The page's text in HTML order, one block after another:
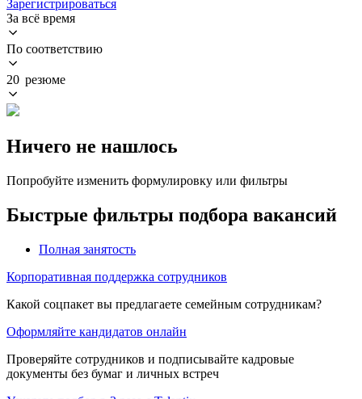
Зарегистрироваться
За всё время
По соответствию
20 резюме
Ничего не нашлось
Попробуйте изменить формулировку или фильтры
Быстрые фильтры подбора вакансий
Полная занятость
Корпоративная поддержка сотрудников
Какой соцпакет вы предлагаете семейным сотрудникам?
Оформляйте кандидатов онлайн
Проверяйте сотрудников и подписывайте кадровые
документы без бумаг и личных встреч